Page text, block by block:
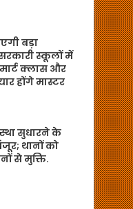
बड़ा
स्कूलों में
क्लास और
होंगे मास्टर
सुधारने के
थानों को
से मुक्ति.